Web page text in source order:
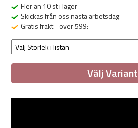
Fler än 10 st i lager
Skickas från oss nästa arbetsdag
Gratis frakt - över 599:-
Välj Variant